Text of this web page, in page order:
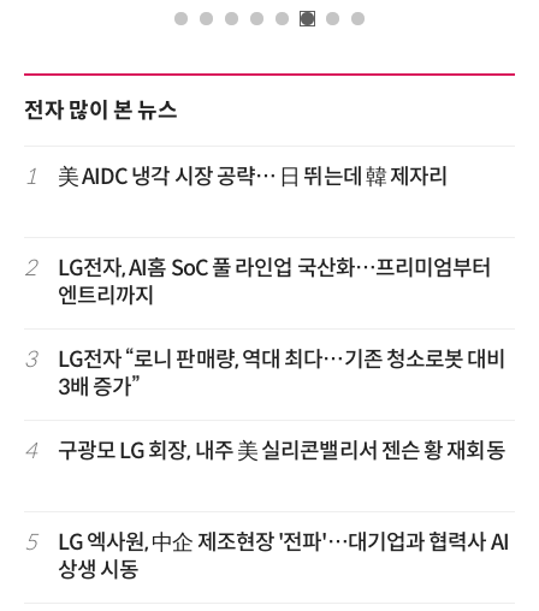
전자 많이 본 뉴스
1 美 AIDC 냉각 시장 공략… 日 뛰는데 韓 제자리
2
LG전자, AI홈 SoC 풀 라인업 국산화…프리미엄부터
엔트리까지
3
LG전자 “로니 판매량, 역대 최다…기존 청소로봇 대비
3배 증가”
4 구광모 LG 회장, 내주 美 실리콘밸리서 젠슨 황 재회동
5
LG 엑사원, 中企 제조현장 '전파'…대기업과 협력사 AI
상생 시동